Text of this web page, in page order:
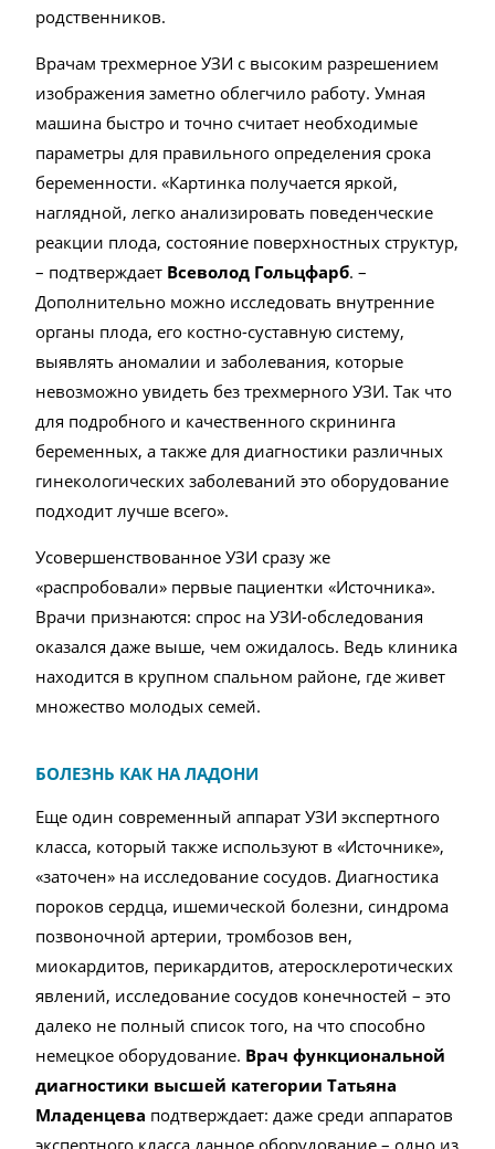
родственников.
Врачам трехмерное УЗИ с высоким разрешением
изображения заметно облегчило работу. Умная
машина быстро и точно считает необходимые
параметры для правильного определения срока
беременности. «Картинка получается яркой,
наглядной, легко анализировать поведенческие
реакции плода, состояние поверхностных структур,
– подтверждает Всеволод Гольцфарб. –
Дополнительно можно исследовать внутренние
органы плода, его костно-суставную систему,
выявлять аномалии и заболевания, которые
невозможно увидеть без трехмерного УЗИ. Так что
для подробного и качественного скрининга
беременных, а также для диагностики различных
гинекологических заболеваний это оборудование
подходит лучше всего».
Усовершенствованное УЗИ сразу же
«распробовали» первые пациентки «Источника».
Врачи признаются: спрос на УЗИ-обследования
оказался даже выше, чем ожидалось. Ведь клиника
находится в крупном спальном районе, где живет
множество молодых семей.
БОЛЕЗНЬ КАК НА ЛАДОНИ
Еще один современный аппарат УЗИ экспертного
класса, который также используют в «Источнике»,
«заточен» на исследование сосудов. Диагностика
пороков сердца, ишемической болезни, синдрома
позвоночной артерии, тромбозов вен,
миокардитов, перикардитов, атеросклеротических
явлений, исследование сосудов конечностей – это
далеко не полный список того, на что способно
немецкое оборудование. Врач функциональной
диагностики высшей категории Татьяна
Младенцева подтверждает: даже среди аппаратов
экспертного класса данное оборудование – одно из